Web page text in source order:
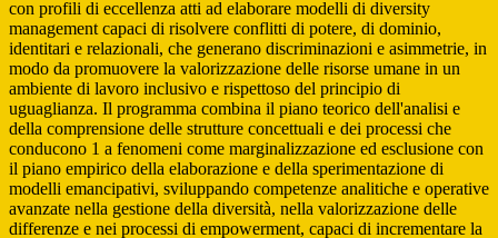
con profili di eccellenza atti ad elaborare modelli di diversity
management capaci di risolvere conflitti di potere, di dominio,
identitari e relazionali, che generano discriminazioni e asimmetrie, in
modo da promuovere la valorizzazione delle risorse umane in un
ambiente di lavoro inclusivo e rispettoso del principio di
uguaglianza. Il programma combina il piano teorico dell'analisi e
della comprensione delle strutture concettuali e dei processi che
conducono 1 a fenomeni come marginalizzazione ed esclusione con
il piano empirico della elaborazione e della sperimentazione di
modelli emancipativi, sviluppando competenze analitiche e operative
avanzate nella gestione della diversità, nella valorizzazione delle
differenze e nei processi di empowerment, capaci di incrementare la